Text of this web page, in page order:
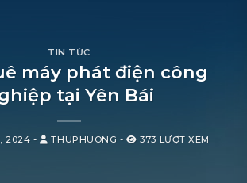
TIN TỨC
máy phát điện công
tại Yên Bái
2024 - THUPHUONG - 373 LƯỢT XEM